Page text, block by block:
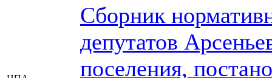
Сборник
депутатов
поселения,